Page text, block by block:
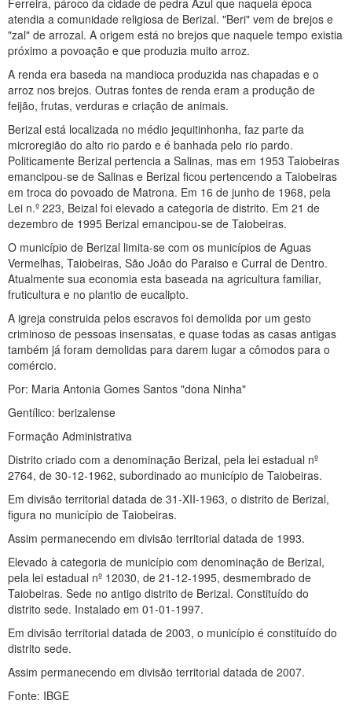
Ferreira, pároco da cidade de pedra Azul que naquela época
atendia a comunidade religiosa de Berizal. "Beri" vem de brejos e
"zal" de arrozal. A origem está no brejos que naquele tempo existia
próximo a povoação e que produzia muito arroz.
A renda era baseda na mandioca produzida nas chapadas e o
arroz nos brejos. Outras fontes de renda eram a produção de
feijão, frutas, verduras e criação de animais.
Berizal está localizada no médio jequitinhonha, faz parte da
microregião do alto rio pardo e é banhada pelo rio pardo.
Politicamente Berizal pertencia a Salinas, mas em 1953 Taiobeiras
emancipou-se de Salinas e Berizal ficou pertencendo a Taiobeiras
em troca do povoado de Matrona. Em 16 de junho de 1968, pela
Lei n.º 223, Beizal foi elevado a categoria de distrito. Em 21 de
dezembro de 1995 Berizal emancipou-se de Taiobeiras.
O município de Berizal limita-se com os municípios de Aguas
Vermelhas, Taiobeiras, São João do Paraiso e Curral de Dentro.
Atualmente sua economia esta baseada na agricultura familiar,
fruticultura e no plantio de eucalipto.
A igreja construida pelos escravos foi demolida por um gesto
criminoso de pessoas insensatas, e quase todas as casas antigas
também já foram demolidas para darem lugar a cômodos para o
comércio.
Por: Maria Antonia Gomes Santos "dona Ninha"
Gentílico: berizalense
Formação Administrativa
Distrito criado com a denominação Berizal, pela lei estadual nº
2764, de 30-12-1962, subordinado ao município de Taiobeiras.
Em divisão territorial datada de 31-XII-1963, o distrito de Berizal,
figura no município de Taiobeiras.
Assim permanecendo em divisão territorial datada de 1993.
Elevado à categoria de município com denominação de Berizal,
pela lei estadual nº 12030, de 21-12-1995, desmembrado de
Taiobeiras. Sede no antigo distrito de Berizal. Constituído do
distrito sede. Instalado em 01-01-1997.
Em divisão territorial datada de 2003, o município é constituído do
distrito sede.
Assim permanecendo em divisão territorial datada de 2007.
Fonte: IBGE